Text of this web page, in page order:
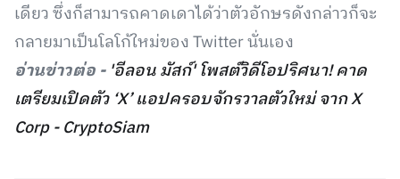
เดียว ซึ่งก็สามารถคาดเดาได้ว่าตัวอักษรดังกล่าวก็จะ
กลายมาเป็นโลโก้ใหม่ของ Twitter นั่นเอง
อ่านข่าวต่อ - 'อีลอน มัสก์' โพสต์วิดีโอปริศนา! คาด
เตรียมเปิดตัว ‘X’ แอปครอบจักรวาลตัวใหม่ จาก X
Corp - CryptoSiam